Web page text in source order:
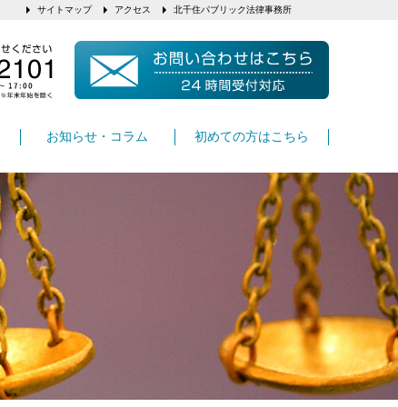
サイトマップ アクセス 北千住パブリック法律事務所
お知らせ・コラム 初めての方はこちら